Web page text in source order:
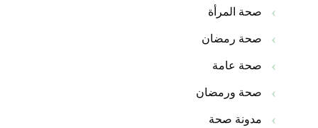
صحة المرأة
صحة رمضان
صحة عامة
صحة ورمضان
مدونة صحة